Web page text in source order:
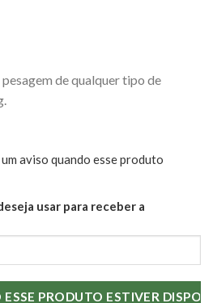
de qualquer tipo de
aviso quando esse produto
usar para receber a